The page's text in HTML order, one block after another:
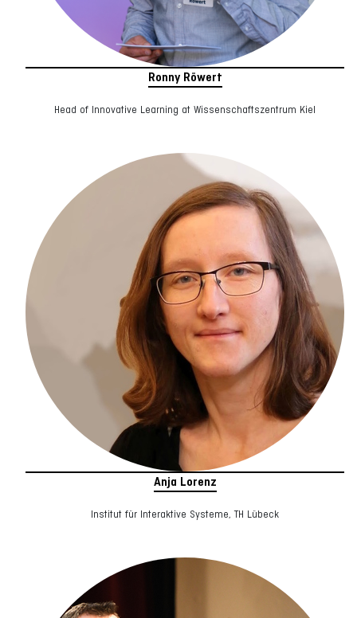
Ronny Röwert
Head of Innovative Learning at Wissenschaftszentrum Kiel
Anja Lorenz
Institut für Interaktive Systeme, TH Lübeck